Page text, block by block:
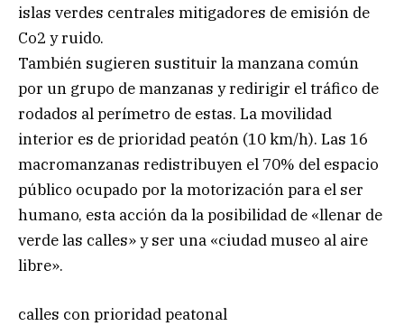
islas verdes centrales mitigadores de emisión de
Co2 y ruido.
También sugieren sustituir la manzana común
por un grupo de manzanas y redirigir el tráfico de
rodados al perímetro de estas. La movilidad
interior es de prioridad peatón (10 km/h). Las 16
macromanzanas redistribuyen el 70% del espacio
público ocupado por la motorización para el ser
humano, esta acción da la posibilidad de «llenar de
verde las calles» y ser una «ciudad museo al aire
libre».
calles con prioridad peatonal